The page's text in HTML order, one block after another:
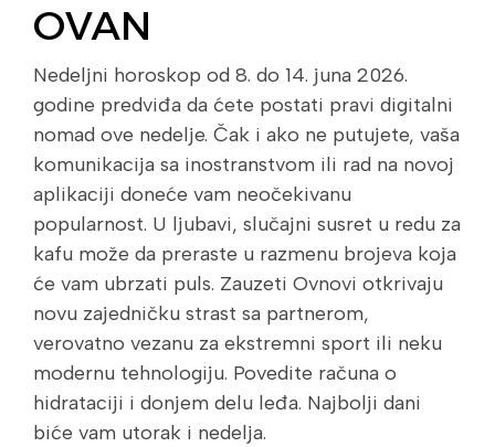
OVAN
Nedeljni horoskop od 8. do 14. juna 2026.
godine predviđa da ćete postati pravi digitalni
nomad ove nedelje. Čak i ako ne putujete, vaša
komunikacija sa inostranstvom ili rad na novoj
aplikaciji doneće vam neočekivanu
popularnost. U ljubavi, slučajni susret u redu za
kafu može da preraste u razmenu brojeva koja
će vam ubrzati puls. Zauzeti Ovnovi otkrivaju
novu zajedničku strast sa partnerom,
verovatno vezanu za ekstremni sport ili neku
modernu tehnologiju. Povedite računa o
hidrataciji i donjem delu leđa. Najbolji dani
biće vam utorak i nedelja.